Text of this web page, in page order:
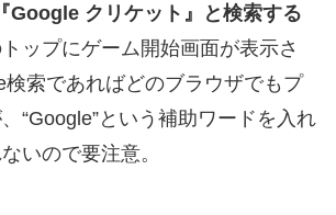
Google クリケット』と検索する
ップにゲーム開始画面が表示さ
索であればどのブラウザでもプ
“Google”という補助ワードを入れ
いので要注意。